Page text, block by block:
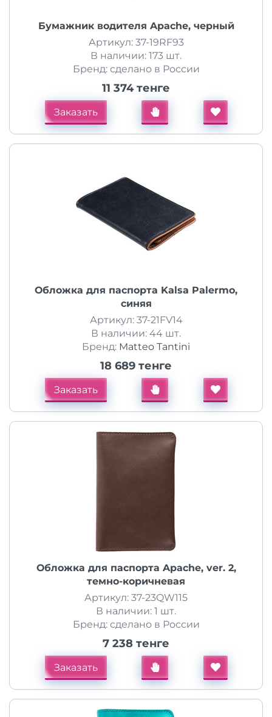
Бумажник водителя Apache, черный
Артикул: 37-19RF93
В наличии: 173 шт.
Бренд: сделано в России
11 374 тенге
Заказать
Обложка для паспорта Kalsa Palermo,
синяя
Артикул: 37-21FV14
В наличии: 44 шт.
Бренд: Matteo Tantini
18 689 тенге
Заказать
Обложка для паспорта Apache, ver. 2,
темно-коричневая
Артикул: 37-23QW115
В наличии: 1 шт.
Бренд: сделано в России
7 238 тенге
Заказать